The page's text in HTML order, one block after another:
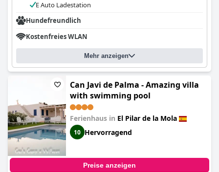
E Auto Ladestation
Hundefreundlich
Kostenfreies WLAN
Mehr anzeigen
Can Javi de Palma - Amazing villa
with swimming pool
Ferienhaus in El Pilar de la Mola
10 Hervorragend
Preise anzeigen